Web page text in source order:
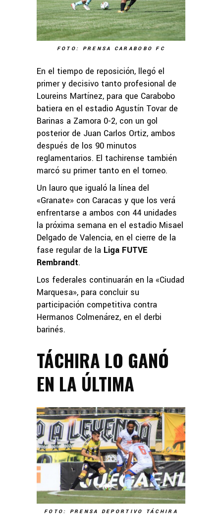
FOTO: PRENSA CARABOBO FC
En el tiempo de reposición, llegó el
primer y decisivo tanto profesional de
Loureins Martínez, para que Carabobo
batiera en el estadio Agustín Tovar de
Barinas a Zamora 0-2, con un gol
posterior de Juan Carlos Ortiz, ambos
después de los 90 minutos
reglamentarios. El tachirense también
marcó su primer tanto en el torneo.
Un lauro que igualó la línea del
«Granate» con Caracas y que los verá
enfrentarse a ambos con 44 unidades
la próxima semana en el estadio Misael
Delgado de Valencia, en el cierre de la
fase regular de la Liga FUTVE
Rembrandt.
Los federales continuarán en la «Ciudad
Marquesa», para concluir su
participación competitiva contra
Hermanos Colmenárez, en el derbi
barinés.
TÁCHIRA LO GANÓ
EN LA ÚLTIMA
FOTO: PRENSA DEPORTIVO TÁCHIRA